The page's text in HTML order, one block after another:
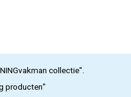
collectie".
producten"